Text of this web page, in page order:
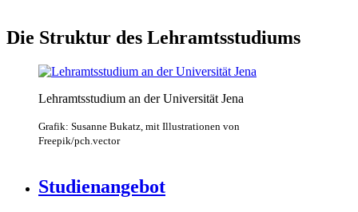
Die Struktur des Lehramtsstudiums
Lehramtsstudium an der Universität Jena
Grafik: Susanne Bukatz, mit Illustrationen von
Freepik/pch.vector
Studienangebot